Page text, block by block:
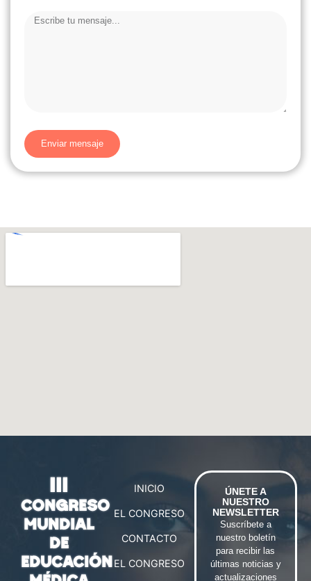
Enviar mensaje
CONGRESO
MUNDIAL
DE
EDUCACIÓN
INICIO
EL CONGRESO
CONTACTO
EL CONGRESO
ÚNETE A
NUESTRO
NEWSLETTER
Suscríbete a
nuestro boletín
para recibir las
últimas noticias y
actualizaciones